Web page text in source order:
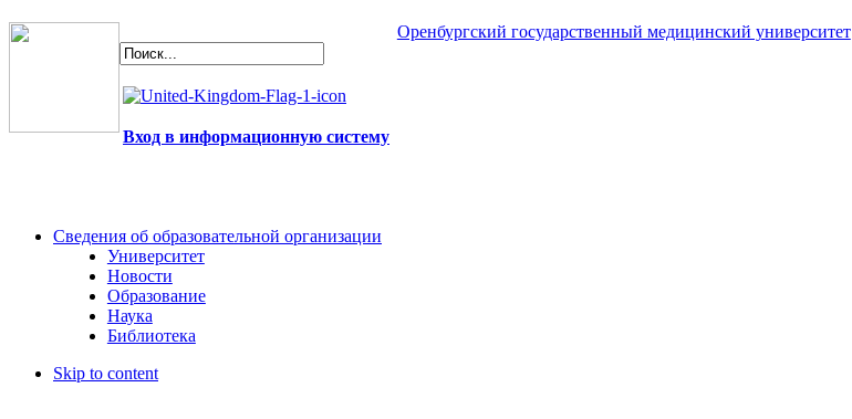
Оренбургский государственный медицинский университет
Вход в информационную систему
Сведения об образовательной организации
Университет
Новости
Образование
Наука
Библиотека
Skip to content